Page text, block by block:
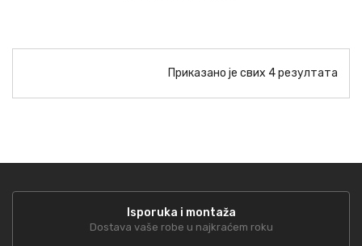
Приказано је свих 4 резултата
Isporuka i montaža
Dostava vaše robe u najkraćem roku